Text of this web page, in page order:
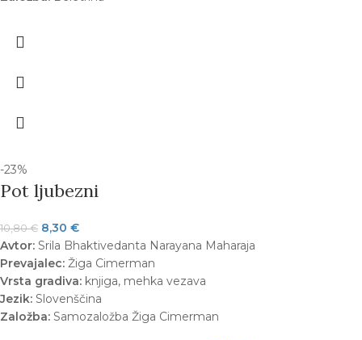
-23%
Pot ljubezni
10,80€ 8,30 €
Avtor: Srila Bhaktivedanta Narayana Maharaja
Prevajalec: Žiga Cimerman
Vrsta gradiva: knjiga, mehka vezava
Jezik: Slovenščina
Založba: Samozaložba Žiga Cimerman